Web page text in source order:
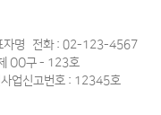
자명
전화 : 02-123-4567
OO구 - 123호
업신고번호 : 12345호